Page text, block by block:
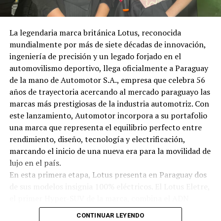
La legendaria marca británica Lotus, reconocida
mundialmente por más de siete décadas de innovación,
ingeniería de precisión y un legado forjado en el
automovilismo deportivo, llega oficialmente a Paraguay
de la mano de Automotor S.A., empresa que celebra 56
años de trayectoria acercando al mercado paraguayo las
marcas más prestigiosas de la industria automotriz. Con
este lanzamiento, Automotor incorpora a su portafolio
una marca que representa el equilibrio perfecto entre
rendimiento, diseño, tecnología y electrificación,
marcando el inicio de una nueva era para la movilidad de
lujo en el país.
En esta primera etapa, Lotus presenta en Paraguay dos
deportivo de Lotus con tecnología de vanguardia,
CONTINUAR LEYENDO